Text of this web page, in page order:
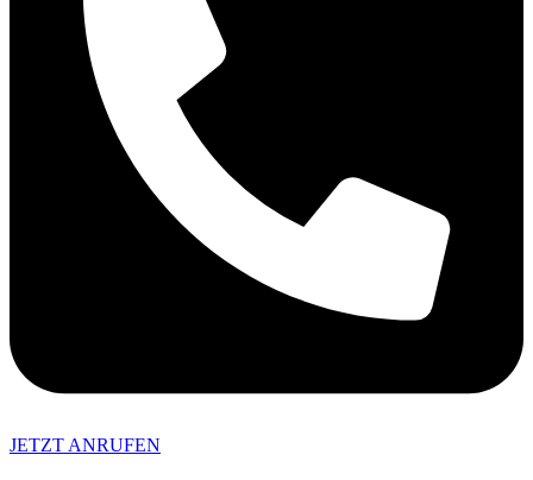
JETZT ANRUFEN